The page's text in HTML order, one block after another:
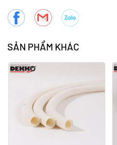
SẢN PHẨM KHÁC